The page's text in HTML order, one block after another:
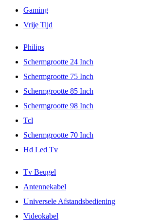
Gaming
Vrije Tijd
Philips
Schermgrootte 24 Inch
Schermgrootte 75 Inch
Schermgrootte 85 Inch
Schermgrootte 98 Inch
Tcl
Schermgrootte 70 Inch
Hd Led Tv
Tv Beugel
Antennekabel
Universele Afstandsbediening
Videokabel